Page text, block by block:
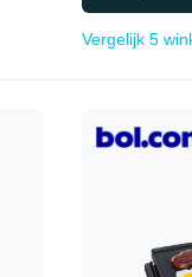
Vergelijk 5